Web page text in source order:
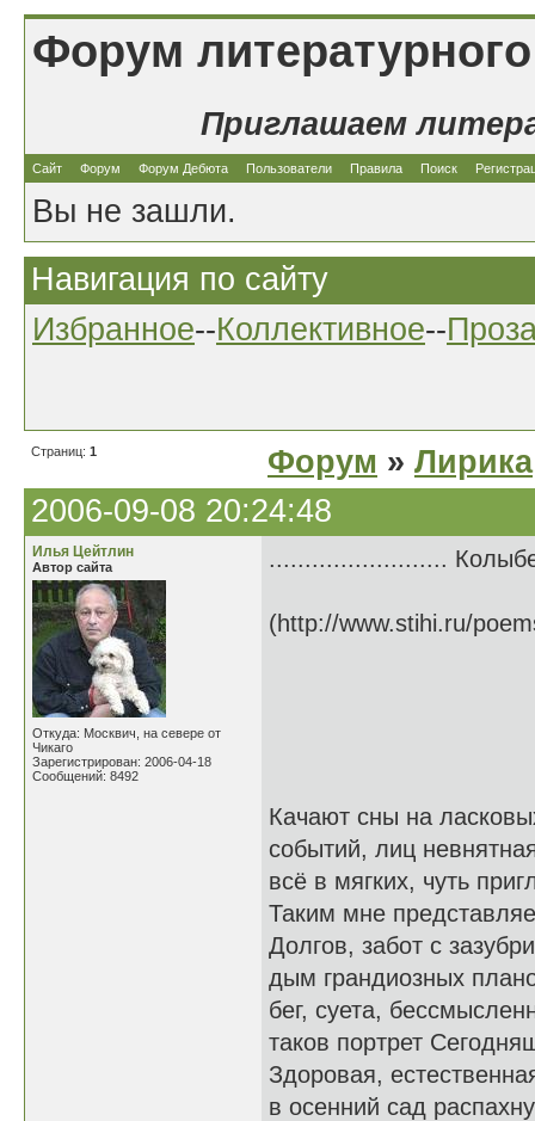
Форум
Приглашаем
Сайт Форум Форум Дебюта Пользователи Правила Поиск
Вы не зашли.
Навигация по сайту
Избранное--Коллективное--
Страниц: 1 Форум » Лирика
2006-09-08 20:24:48
Илья Цейтлин
Автор сайта
Откуда: Москвич, на севере от
Чикаго
Зарегистрирован: 2006-04-18
Сообщений: 8492
.........................
(http://www.stihi.ru/
Качают сны на
событий, лиц
всё в мягких, чуть
Таким мне
Долгов, забот с
дым грандиозных
бег, суета,
таков портрет
Здоровая,
в осенний сад